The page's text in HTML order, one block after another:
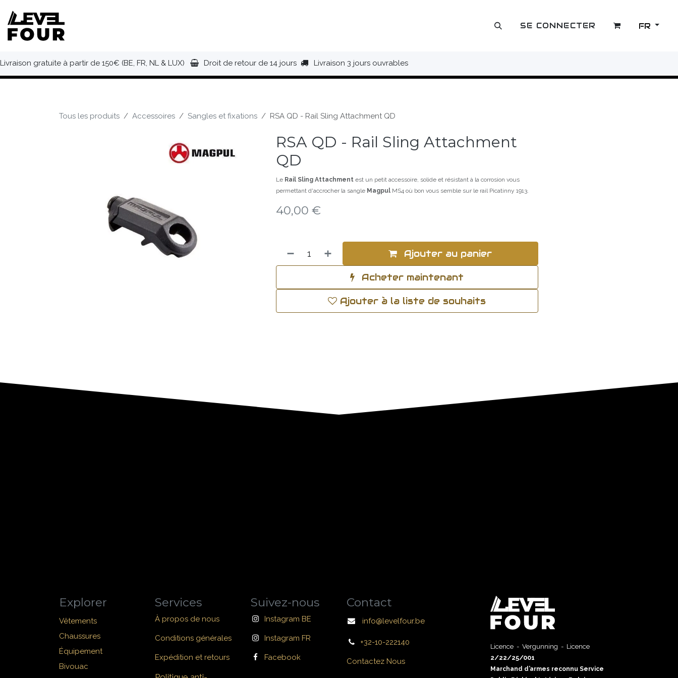
OUTLET SE CONNECTER FR
Livraison gratuite à partir de 150€ (BE, FR, NL & LUX) Droit de retour de 14 jours Livraison 3 jours ouvrables
Tous les produits Accessoires Sangles et fixations RSA QD - Rail Sling Attachment QD
RSA QD - Rail Sling Attachment
QD
Le Rail Sling Attachmentest un petit accessoire, solide et résistant à la corrosion vous
permettant d'accrocher la sangle MagpulMS4 où bon vous semble sur le rail Picatinny 1913.
40,00 €
Ajouter au panier
Acheter maintenant
Ajouter à la liste de souhaits
Explorer
Vêtements
Chaussures
Équipement
Bivouac
Services
À propos de nous
Conditions générales
Expédition et retours
Suivez-nous
Instagram BE
Instagram FR
Facebook
Contact
info@levelfour.be
+32-10-222140
Contactez Nous
Licence - Vergunning - Licence
2/22/25/001
Marchand d’armes reconnu Service